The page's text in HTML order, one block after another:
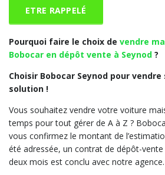
Pourquoi faire le choix de vendre
Bobocar en dépôt vente à Seynod ?
Choisir Bobocar Seynod pour
solution !
Vous souhaitez vendre votre voiture
temps pour tout gérer de A à Z ?
vous confirmez le montant de
été adressée, un contrat de dépôt-vente
deux mois est conclu avec notre agence.